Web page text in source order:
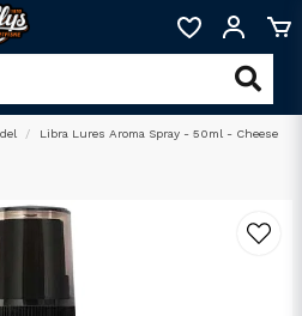
Libra Lures Aroma Spray - 50ml - Cheese